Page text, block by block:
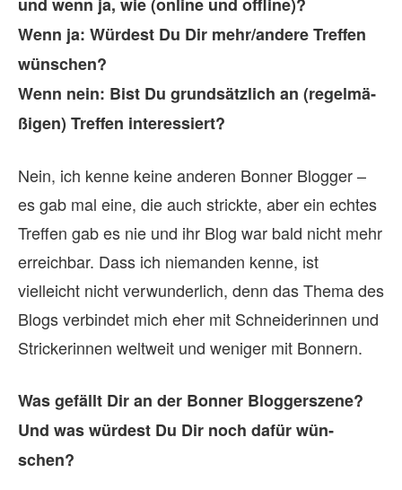
Wenn ja: Wür­dest Du Dir mehr/andere Tref­fen
wün­schen?
Wenn nein: Bist Du grund­sätz­lich an (re­gel­mä­
ßi­gen) Tref­fen in­ter­es­siert?
Nein, ich kenne keine anderen Bonner Blogger –
es gab mal eine, die auch strickte, aber ein echtes
Treffen gab es nie und ihr Blog war bald nicht mehr
erreichbar. Dass ich niemanden kenne, ist
vielleicht nicht verwunderlich, denn das Thema des
Blogs verbindet mich eher mit Schneiderinnen und
Strickerinnen weltweit und weniger mit Bonnern.
Was ge­fällt Dir an der Bon­ner Blog­ger­szene?
Und was wür­dest Du Dir noch da­für wün­
schen?